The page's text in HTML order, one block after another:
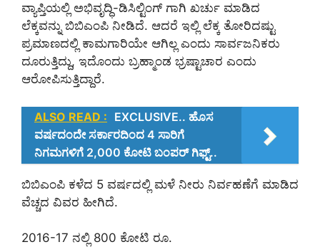
ವ್ಯಾಪ್ತಿಯಲ್ಲಿ ಅಭಿವೃದ್ಧಿ-ಡಿಸಿಲ್ಟಿಂಗ್ ಗಾಗಿ ಖರ್ಚು ಮಾಡಿದ
ಲೆಕ್ಕವನ್ನು ಬಿಬಿಎಂಪಿ ನೀಡಿದೆ. ಆದರೆ ಇಲ್ಲಿ ಲೆಕ್ಕ ತೋರಿದಷ್ಟು
ಪ್ರಮಾಣದಲ್ಲಿ ಕಾಮಗಾರಿಯೇ ಆಗಿಲ್ಲ ಎಂದು ಸಾರ್ವಜನಿಕರು
ದೂರುತ್ತಿದ್ದು, ಇದೊಂದು ಬ್ರಹ್ಮಾಂಡ ಭ್ರಷ್ಟಾಚಾರ ಎಂದು
ಆರೋಪಿಸುತ್ತಿದ್ದಾರೆ.
ALSO READ : EXCLUSIVE.. ಹೊಸ
ವರ್ಷದಂದೇ ಸರ್ಕಾರದಿಂದ 4 ಸಾರಿಗೆ
ನಿಗಮಗಳಿಗೆ 2,000 ಕೋಟಿ ಬಂಪರ್ ಗಿಫ್ಟ್..
ಬಿಬಿಎಂಪಿ ಕಳೆದ 5 ವರ್ಷದಲ್ಲಿ ಮಳೆ ನೀರು ನಿರ್ವಹಣೆಗೆ ಮಾಡಿದ
ವೆಚ್ಚದ ವಿವರ ಹೀಗಿದೆ.
2016-17 ನಲ್ಲಿ 800 ಕೋಟಿ ರೂ.